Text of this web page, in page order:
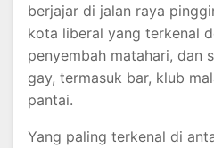
berjajar di jalan raya
kota liberal yang terkenal
penyembah matahari, dan
gay, termasuk bar, klub
pantai.
Yang paling terkenal di